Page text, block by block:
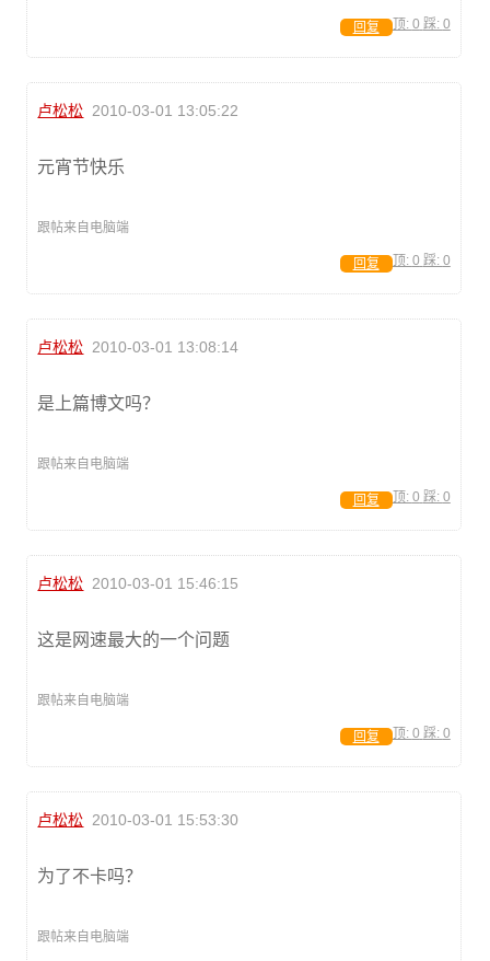
顶: 0 踩: 0
回复
卢松松 2010-03-01 13:05:22
元宵节快乐
跟帖来自电脑端
顶: 0 踩: 0
回复
卢松松 2010-03-01 13:08:14
是上篇博文吗？
跟帖来自电脑端
顶: 0 踩: 0
回复
卢松松 2010-03-01 15:46:15
这是网速最大的一个问题
跟帖来自电脑端
顶: 0 踩: 0
回复
卢松松 2010-03-01 15:53:30
为了不卡吗？
跟帖来自电脑端